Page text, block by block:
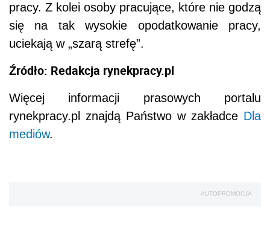
pracy. Z kolei osoby pracujące, które nie godzą
się na tak wysokie opodatkowanie pracy,
uciekają w „szarą strefę”.
Źródło: Redakcja rynekpracy.pl
Więcej informacji prasowych portalu
rynekpracy.pl znajdą Państwo w zakładce Dla
mediów.
AUTOPROMOCJA